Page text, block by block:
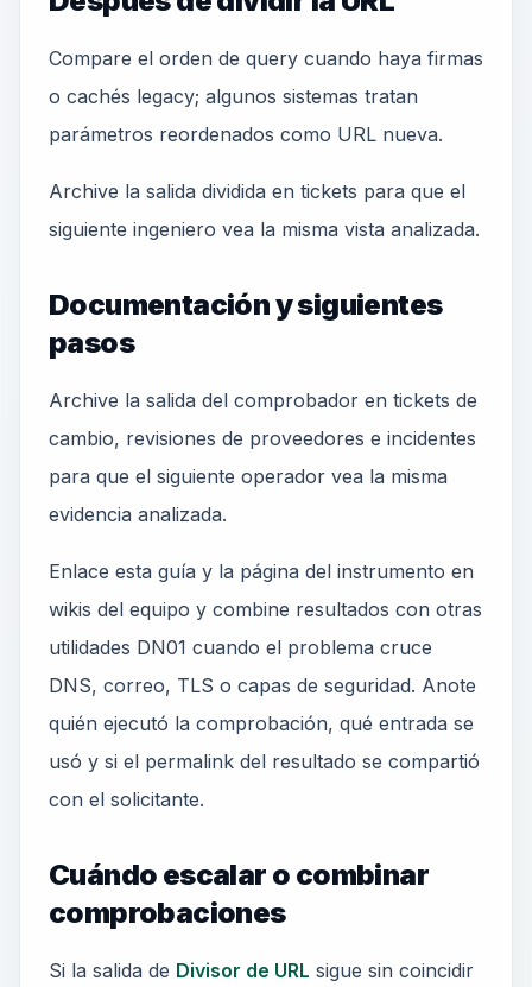
Compare el orden de query cuando haya firmas
o cachés legacy; algunos sistemas tratan
parámetros reordenados como URL nueva.
Archive la salida dividida en tickets para que el
siguiente ingeniero vea la misma vista analizada.
Documentación y siguientes
pasos
Archive la salida del comprobador en tickets de
cambio, revisiones de proveedores e incidentes
para que el siguiente operador vea la misma
evidencia analizada.
Enlace esta guía y la página del instrumento en
wikis del equipo y combine resultados con otras
utilidades DN01 cuando el problema cruce
DNS, correo, TLS o capas de seguridad. Anote
quién ejecutó la comprobación, qué entrada se
usó y si el permalink del resultado se compartió
con el solicitante.
Cuándo escalar o combinar
comprobaciones
Si la salida de Divisor de URL sigue sin coincidir